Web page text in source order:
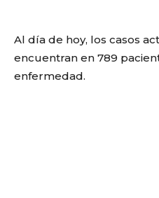
Al día de hoy, los casos
encuentran en 789
enfermedad.